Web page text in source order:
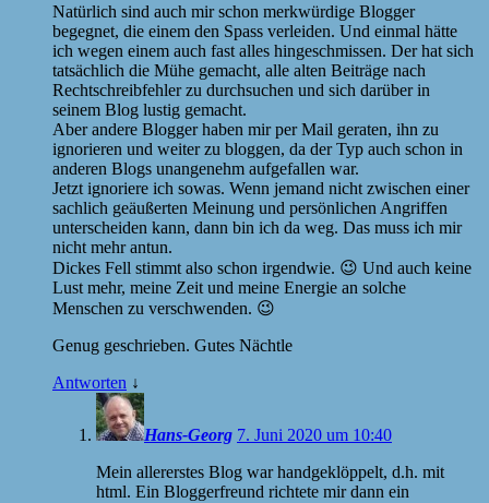
Natürlich sind auch mir schon merkwürdige Blogger
begegnet, die einem den Spass verleiden. Und einmal hätte
ich wegen einem auch fast alles hingeschmissen. Der hat sich
tatsächlich die Mühe gemacht, alle alten Beiträge nach
Rechtschreibfehler zu durchsuchen und sich darüber in
seinem Blog lustig gemacht.
Aber andere Blogger haben mir per Mail geraten, ihn zu
ignorieren und weiter zu bloggen, da der Typ auch schon in
anderen Blogs unangenehm aufgefallen war.
Jetzt ignoriere ich sowas. Wenn jemand nicht zwischen einer
sachlich geäußerten Meinung und persönlichen Angriffen
unterscheiden kann, dann bin ich da weg. Das muss ich mir
nicht mehr antun.
Dickes Fell stimmt also schon irgendwie. 😉 Und auch keine
Lust mehr, meine Zeit und meine Energie an solche
Menschen zu verschwenden. 😉
Genug geschrieben. Gutes Nächtle
Antworten ↓
Hans-Georg 7. Juni 2020 um 10:40
Mein allererstes Blog war handgeklöppelt, d.h. mit
html. Ein Bloggerfreund richtete mir dann ein